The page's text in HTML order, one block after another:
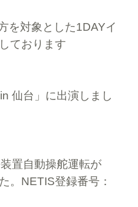
を対象とした1DAYイ
ております
仙台」に出演しまし
置自動操舵運転が
。NETIS登録番号：